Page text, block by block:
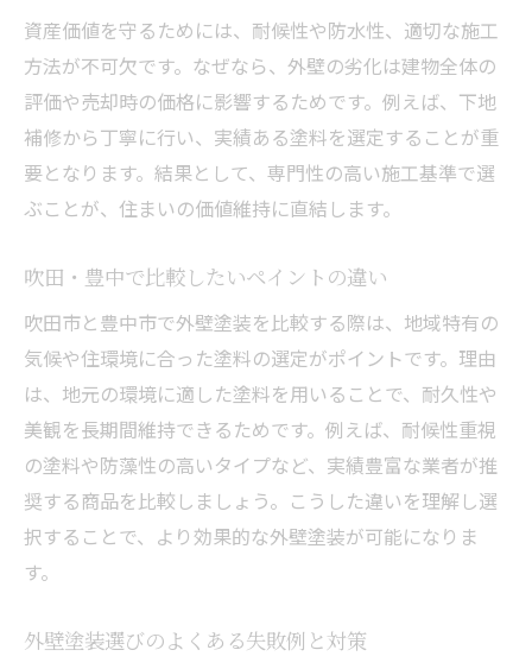
資産価値を守るためには、耐候性や防水性、適切な施工
方法が不可欠です。なぜなら、外壁の劣化は建物全体の
評価や売却時の価格に影響するためです。例えば、下地
補修から丁寧に行い、実績ある塗料を選定することが重
要となります。結果として、専門性の高い施工基準で選
ぶことが、住まいの価値維持に直結します。
吹田・豊中で比較したいペイントの違い
吹田市と豊中市で外壁塗装を比較する際は、地域特有の
気候や住環境に合った塗料の選定がポイントです。理由
は、地元の環境に適した塗料を用いることで、耐久性や
美観を長期間維持できるためです。例えば、耐候性重視
の塗料や防藻性の高いタイプなど、実績豊富な業者が推
奨する商品を比較しましょう。こうした違いを理解し選
択することで、より効果的な外壁塗装が可能になりま
す。
外壁塗装選びのよくある失敗例と対策